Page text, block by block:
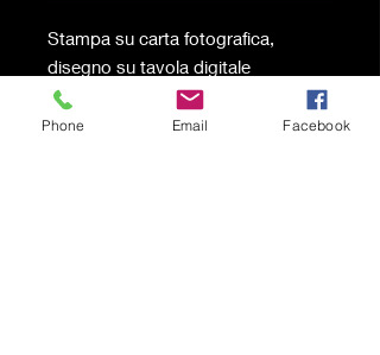
Stampa su carta fotografica,
disegno su tavola digitale
50x70 cm
(montata su vetro e cornice inclusa)
Phone Email Facebook